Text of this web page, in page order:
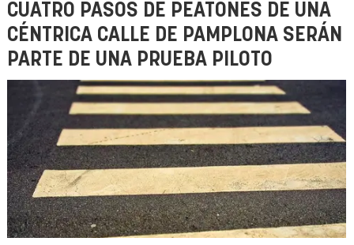
CUATRO PASOS DE PEATONES DE UNA
CÉNTRICA CALLE DE PAMPLONA SERÁN
PARTE DE UNA PRUEBA PILOTO